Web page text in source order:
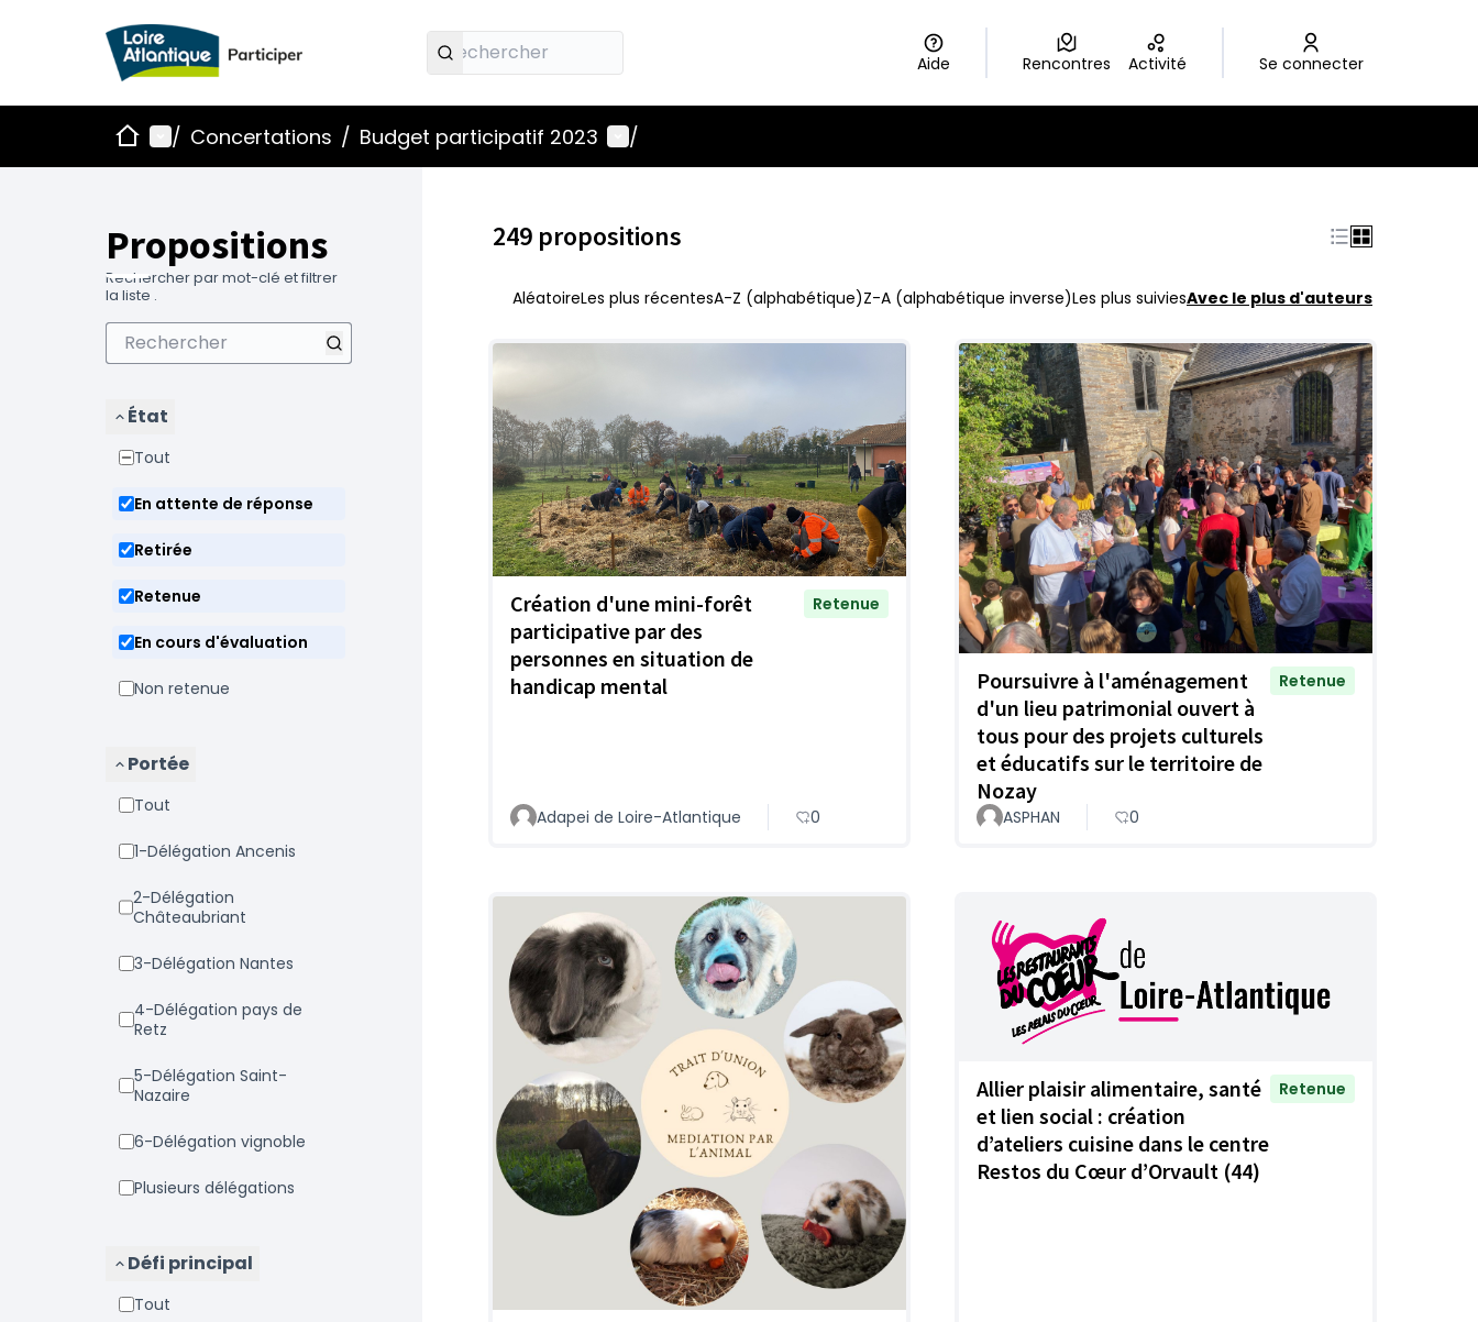
Aide Rencontres Activité Se connecter
AccueilMenu principal
/ Concertations / Budget participatif 2023 Menu utilisateur
/
Propositions
Rechercher par mot-clé et filtrer
la liste .
État
Tout
En attente de réponse
Retirée
Retenue
En cours d'évaluation
Non retenue
Portée
Tout
1-Délégation Ancenis
2-Délégation
Châteaubriant
3-Délégation Nantes
4-Délégation pays de
Retz
5-Délégation Saint-
Nazaire
6-Délégation vignoble
Plusieurs délégations
Défi principal
Tout
249 propositions
AléatoireLes plus récentesA-Z (alphabétique)Z-A (alphabétique inverse)Les plus suiviesAvec le plus d'auteurs
Création d'une mini-forêt
participative par des
personnes en situation de
handicap mental
Retenue
Adapei de Loire-Atlantique 0
Poursuivre à l'aménagement
d'un lieu patrimonial ouvert à
tous pour des projets culturels
et éducatifs sur le territoire de
Nozay
Retenue
ASPHAN 0
Allier plaisir alimentaire, santé
et lien social : création
d’ateliers cuisine dans le centre
Restos du Cœur d’Orvault (44)
Retenue